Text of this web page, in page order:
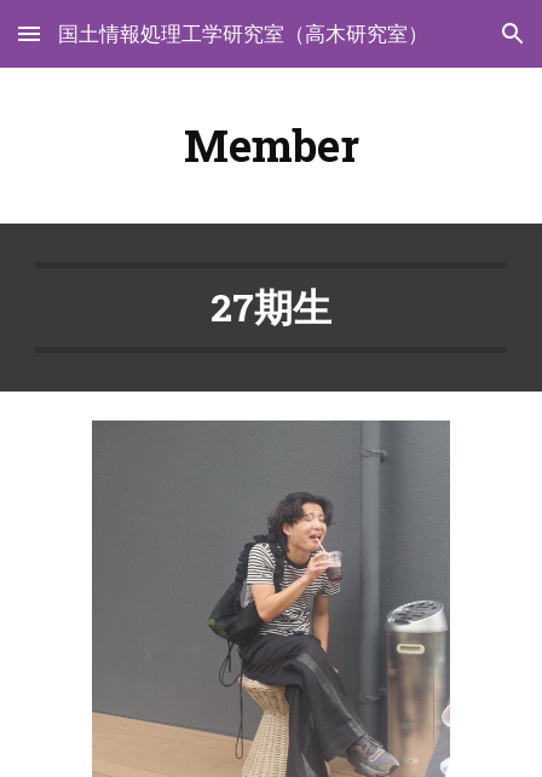
Skip to main content Skip to navigation
国土情報処理工学研究室（高木研究室）
Member
27期生